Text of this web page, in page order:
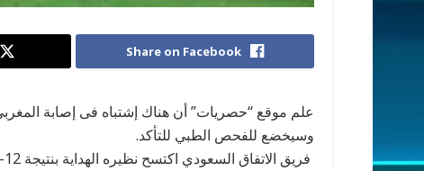
Share on Facebook
علم موقع “حصريات” أن هناك إشتباه فى إصابة
وسيخضع للفحص الطبي للتأكد.